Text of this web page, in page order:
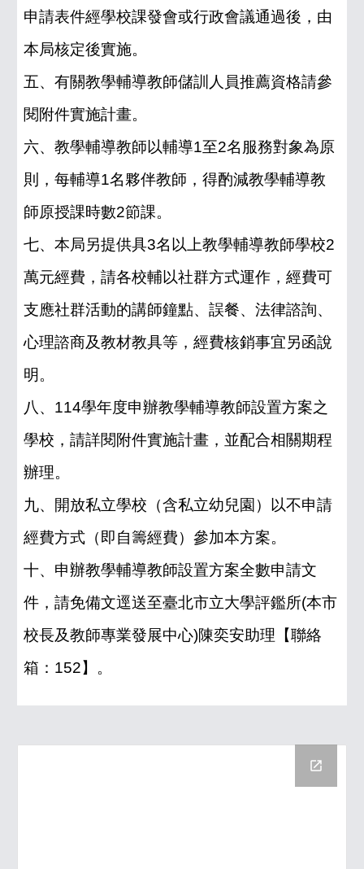
申請表件經學校課發會或行政會議通過後，由
本局核定後實施。
五、有關教學輔導教師儲訓人員推薦資格請參
閱附件實施計畫。
六、教學輔導教師以輔導1至2名服務對象為原
則，每輔導1名夥伴教師，得酌減教學輔導教
師原授課時數2節課。
七、本局另提供具3名以上教學輔導教師學校2
萬元經費，請各校輔以社群方式運作，經費可
支應社群活動的講師鐘點、誤餐、法律諮詢、
心理諮商及教材教具等，經費核銷事宜另函說
明。
八、114學年度申辦教學輔導教師設置方案之
學校，請詳閱附件實施計畫，並配合相關期程
辦理。
九、開放私立學校（含私立幼兒園）以不申請
經費方式（即自籌經費）參加本方案。
十、申辦教學輔導教師設置方案全數申請文
件，請免備文逕送至臺北市立大學評鑑所(本市
校長及教師專業發展中心)陳奕安助理【聯絡
箱：152】。